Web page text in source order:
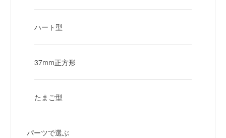
ハート型
37mm正方形
たまご型
パーツで選ぶ